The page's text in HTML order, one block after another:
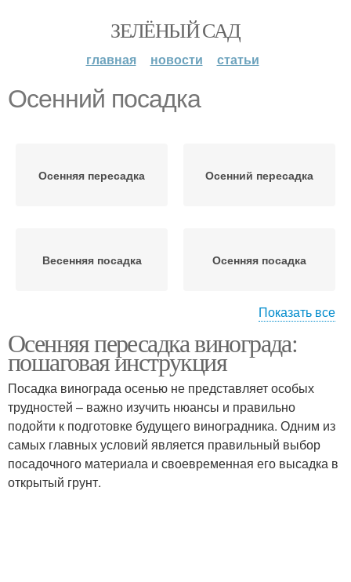
ЗЕЛЁНЫЙ САД
главная новости статьи
Осенний посадка
Осенняя пересадка Осенний пересадка
Весенняя посадка Осенняя посадка
пересадке
Почва для посадки
Расстояние для посадки Осенний виноград
Показать все
Осенняя пересадка винограда:
пошаговая инструкция
Посадка винограда осенью не представляет особых
трудностей – важно изучить нюансы и правильно
подойти к подготовке будущего виноградника. Одним из
самых главных условий является правильный выбор
посадочного материала и своевременная его высадка в
открытый грунт.